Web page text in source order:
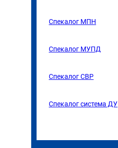
Спекалог МПН
Спекалог МУПД
Спекалог СВР
Спекалог система ДУ